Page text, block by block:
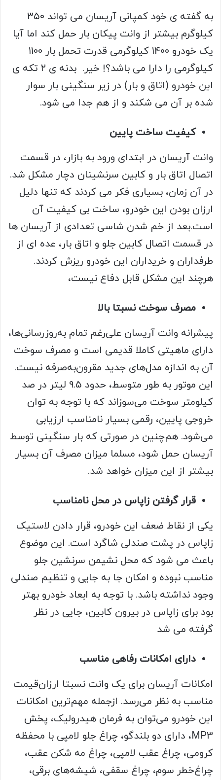
به گفته ی خود کمپانی آریسان می تواند ۳۵۰
کیلوگرم بیشتر از وانت پیکان بار حمل کند اما آیا
یک خودرو ۱۴۰۰ کیلوگرمی قدرت تحمل بار ۱۱۰۰
کیلوگرمی را دارا می باشد؟! خیر. بدنه ی ۲ تکه ی
این خودرو (اتاق و بار) در زیر سنگینی بار سوار
شده بر آن می شکند و از هم جدا می شود.
کیفیت ساخت پایین
وانت آریسان در ابتدای ورود به بازار، در قسمت
اتصال اتاق بار و کابین سرنشینان دچار مشکل شد.
در آن زمان، بسیاری فکر می کردند که تنها دلیل
ارزان بودن این خودرو، ساخت بی کیفیت آن
است.بعد از خم شدن شاسی تعدادی از آریسان ها
در قسمت اتصال کابین جلو و اتاق بار، عده ای از
طرفداران و خریداران این خودرو ریزش کردند.
هرچند این مشکل قابل دفاع نیست،
مصرف سوخت نسبتا بالا
پیشرانه وانت آریسان علی‌رغم تمام به‌روزرسانی‌ها،
دارای ماهیتی کاملا قدیمی است و مصرف سوخت
آن به اندازه مدل‌های جدید مقرون‌به‌صرفه نیست.
این موتور به طور متوسط، حدود ۹.۵ لیتر در صد
کیلومتر سوخت می‌سوزاند که با توجه به توان
خروجی پایین، رقمی بسیار نامناسب ارزیابی
می‌شود. هم‌چنین در صورتی که بار سنگینی توسط
آریسان حمل شود، مسلما میزان مصرف آن بسیار
بیشتر از این میزان خواهد شد.
قرار گرفتن زاپاس در محل نامناسب
یکی از نقاط ضعف این خودرو، قرار دادن لاستیک
زاپاس در پشت صندلی شاگرد است. این موضوع
باعث می شود که محل نشیمن سرنشین جلو
مناسب نبوده و امکان جا به جایی و تنظیم صندلی
وجود نداشته باشد. با توجه به ابعاد خودرو بهتر
بود برای زاپاس در بیرون کابین، جایی در نظر
گرفته می شد
دارای امکانات رفاهی مناسب
امکانات آریسان برای یک وانت نسبتا ارزان‌قیمت
مناسب به نظر می‌رسد. ازجمله مهم‌ترین امکانات
این خودرو می‌توان به فرمان هیدرولیک، پخش
MP3، دارای دو بلندگو، چراغ جلو لامپی با محفظه
کرومی، چراغ عقب لامپی، چراغ مه شکن عقب،
چراغ‌خطر سوم، چراغ سقفی، شیشه‌های برقی،